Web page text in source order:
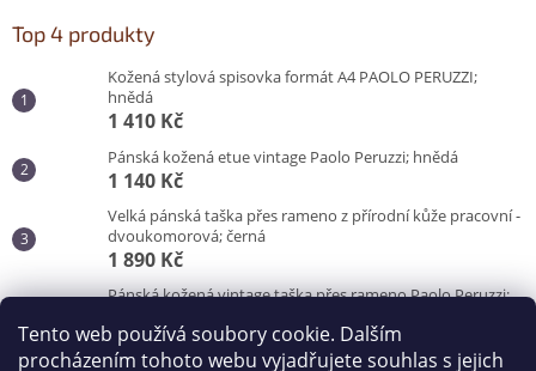
Tento web používá soubory cookie. Dalším
procházením tohoto webu vyjadřujete souhlas s jejich
Top 4 produkty
Kožená stylová spisovka formát A4 PAOLO PERUZZI;
hnědá
1 410 Kč
Pánská kožená etue vintage Paolo Peruzzi; hnědá
1 140 Kč
Velká pánská taška přes rameno z přírodní kůže pracovní -
dvoukomorová; černá
1 890 Kč
Pánská kožená vintage taška přes rameno Paolo Peruzzi;
3 100 Kč